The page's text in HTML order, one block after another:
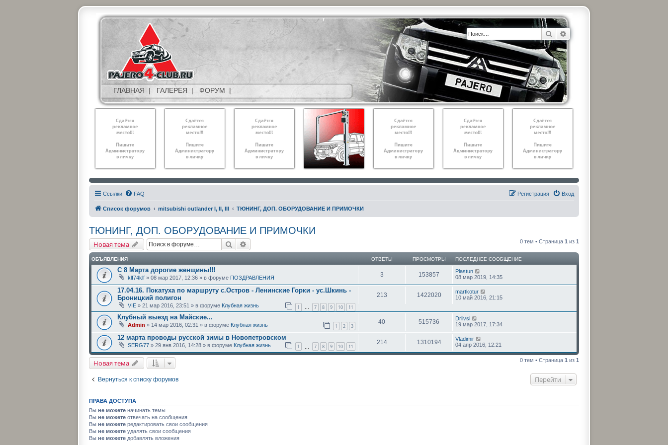
ГЛАВНАЯ | ГАЛЕРЕЯ | ФОРУМ |
Поиск
Ссылки FAQ Вход
Регистрация
Список форумов mitsubishi outlander I, II, III ТЮНИНГ, ДОП. ОБОРУДОВАНИЕ И ПРИМОЧКИ
ТЮНИНГ, ДОП. ОБОРУДОВАНИЕ И ПРИМОЧКИ
Новая тема Поиск 0 тем • Страница 1 из 1
ОБЪЯВЛЕНИЯ ОТВЕТЫ ПРОСМОТРЫ ПОСЛЕДНЕЕ СООБЩЕНИЕ
С 8 Марта дорогие женщины!!!
klf74klf » 08 мар 2017, 12:36 » в форуме ПОЗДРАВЛЕНИЯ 3 153857
Plastun
08 мар 2019, 14:35
17.04.16. Покатуха по маршруту с.Остров - Ленинские Горки - ус.Шкинь -
Броницкий полигон
VIE » 21 мар 2016, 23:51 » в форуме Клубная жизнь 1 … 7 8 9 10 11
213 1422020
martkotur
10 май 2016, 21:15
Клубный выезд на Майские...
Admin » 14 мар 2016, 02:31 » в форуме Клубная жизнь 1 2 3
40 515736
Drlivsi
19 мар 2017, 17:34
12 марта проводы русской зимы в Новопетровском
SERG77 » 29 янв 2016, 14:28 » в форуме Клубная жизнь 1 7 8 9 10 11
214 1310194
Vladimir
04 апр 2016, 12:21
Новая тема 0 тем • Страница 1 из 1
Вернуться к списку форумов Перейти
ПРАВА ДОСТУПА
Вы не можете начинать темы
Вы не можете отвечать на сообщения
Вы не можете редактировать свои сообщения
Вы не можете удалять свои сообщения
Вы не можете добавлять вложения